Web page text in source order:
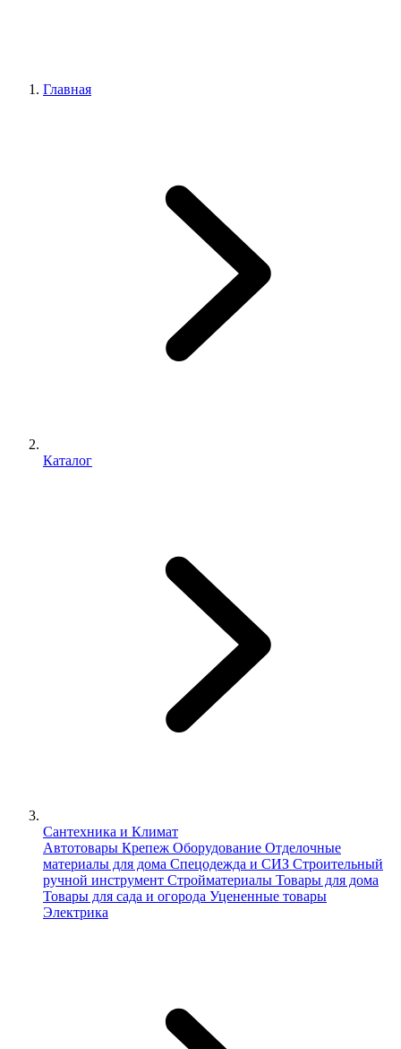
Главная
Каталог
Сантехника и Климат
Автотовары Крепеж Оборудование Отделочные
материалы для дома Спецодежда и СИЗ Строительный
ручной инструмент Стройматериалы Товары для дома
Товары для сада и огорода Уцененные товары
Электрика